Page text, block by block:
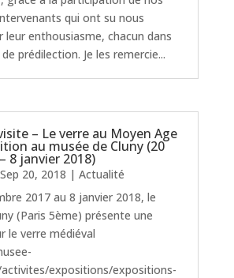
qui ont su nous
leur enthousiasme, chacun dans
prédilection. Je les remercie...
– Le verre au Moyen Age
au musée de Cluny (20
8 janvier 2018)
Sep 20, 2018 | Actualité
2017 au 8 janvier 2018, le
(Paris 5ème) présente une
le verre médiéval
expositions/expositions-